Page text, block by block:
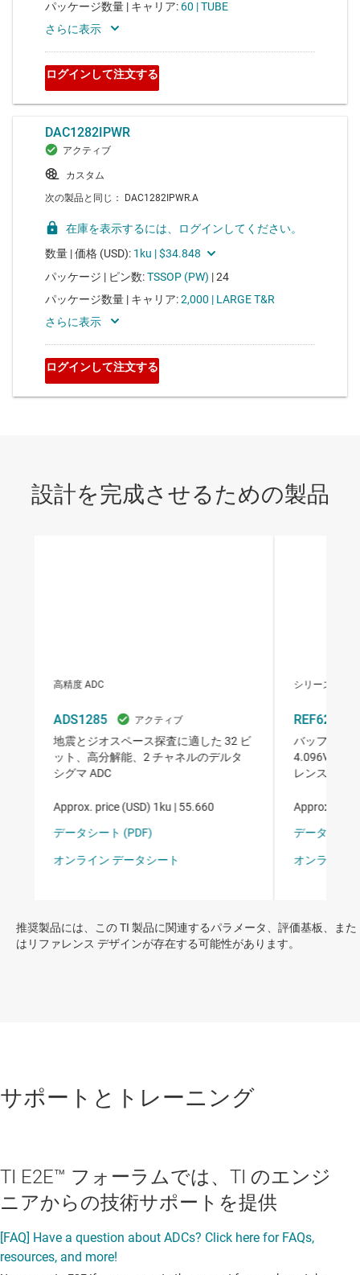
推奨製品には、この TI 製品に関連するパラメータ、評価基板、また
はリファレンス デザインが存在する可能性があります。
サポートとトレーニング
TI E2E™ フォーラムでは、TI のエンジ
ニアからの技術サポートを提供